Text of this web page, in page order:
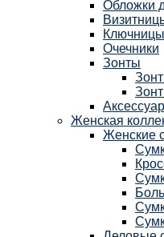
Обложки
Ключницы
Очечники
Зонты
Женская
Женские